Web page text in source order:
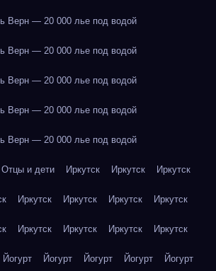
Верн — 20 000 лье под водой
Верн — 20 000 лье под водой
Верн — 20 000 лье под водой
Верн — 20 000 лье под водой
Верн — 20 000 лье под водой
и дети Иркутск Иркутск Иркутск
Иркутск Иркутск Иркутск Иркутск
Иркутск Иркутск Иркутск Иркутск
Йогурт Йогурт Йогурт Йогурт Йогурт